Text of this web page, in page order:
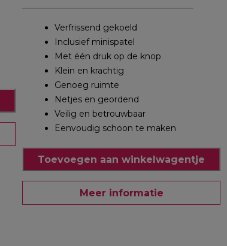
Verfrissend gekoeld
Inclusief minispatel
Met één druk op de knop
Klein en krachtig
Genoeg ruimte
Netjes en geordend
Veilig en betrouwbaar
Eenvoudig schoon te maken
Toevoegen aan winkelwagentje
Meer informatie